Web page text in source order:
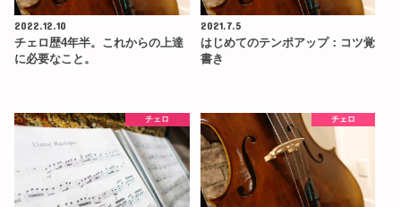
2022.12.10
チェロ歴4年半。これからの上達
に必要なこと。
2021.7.5
はじめてのテンポアップ：コツ覚
書き
チェロ チェロ